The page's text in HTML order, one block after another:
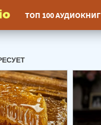
ТОП 100 АУДИОКНИГ